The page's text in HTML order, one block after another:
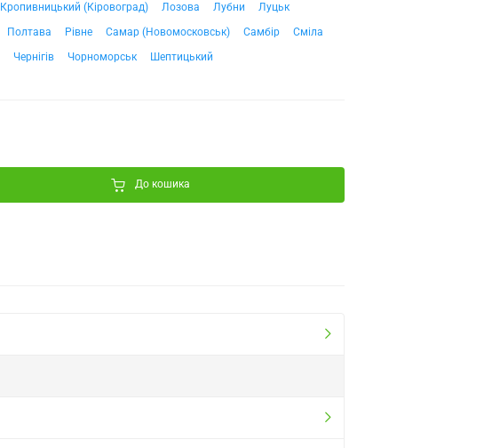
Кропивницький (Кіровоград) Лозова Лубни
Луцьк
Полтава Рівне Самар (Новомосковськ) Самбір
Сміла
Чернігів Чорноморськ Шептицький
До кошика